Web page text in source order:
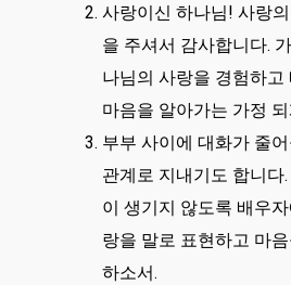
사랑이신 하나님! 사랑
을 주셔서 감사합니다.
나님의 사랑을 경험하고
마음을 알아가는 가정
부부 사이에 대화가 줄
관계로 지내기도 합니다
이 생기지 않도록 배우
랑을 말로 표현하고 마
하소서.